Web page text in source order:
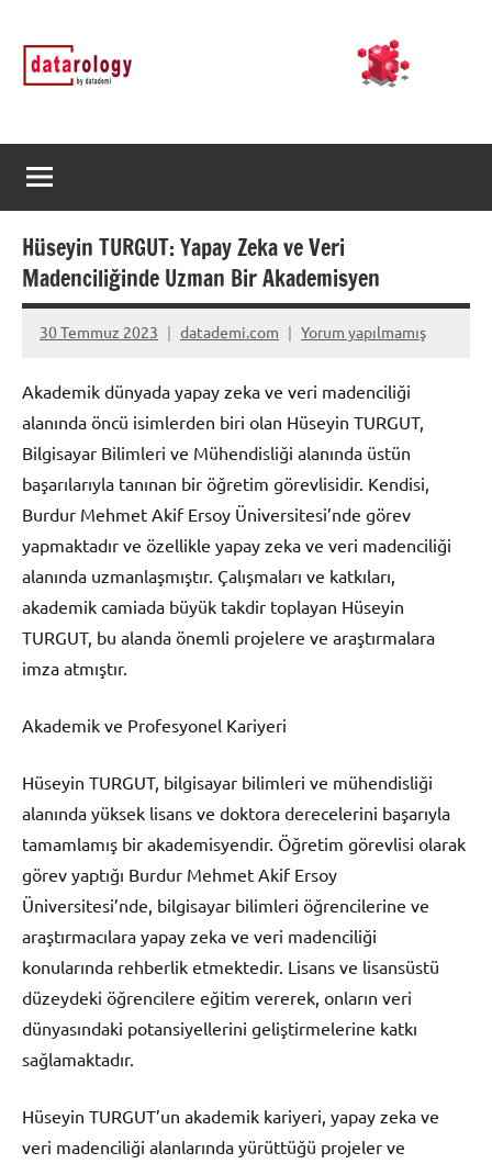
geçDATArology
by
rology
Hüseyin TURGUT: Yapay Zeka ve Veri
Madenciliğinde Uzman Bir Akademisyen
30 Temmuz 2023 datademi.com Yorum yapılmamış
Akademik dünyada yapay zeka ve veri madenciliği
alanında öncü isimlerden biri olan Hüseyin TURGUT,
Bilgisayar Bilimleri ve Mühendisliği alanında üstün
başarılarıyla tanınan bir öğretim görevlisidir. Kendisi,
Burdur Mehmet Akif Ersoy Üniversitesi’nde görev
yapmaktadır ve özellikle yapay zeka ve veri madenciliği
alanında uzmanlaşmıştır. Çalışmaları ve katkıları,
akademik camiada büyük takdir toplayan Hüseyin
TURGUT, bu alanda önemli projelere ve araştırmalara
imza atmıştır.
Akademik ve Profesyonel Kariyeri
Hüseyin TURGUT, bilgisayar bilimleri ve mühendisliği
alanında yüksek lisans ve doktora derecelerini başarıyla
tamamlamış bir akademisyendir. Öğretim görevlisi olarak
görev yaptığı Burdur Mehmet Akif Ersoy
Üniversitesi’nde, bilgisayar bilimleri öğrencilerine ve
araştırmacılara yapay zeka ve veri madenciliği
konularında rehberlik etmektedir. Lisans ve lisansüstü
düzeydeki öğrencilere eğitim vererek, onların veri
dünyasındaki potansiyellerini geliştirmelerine katkı
sağlamaktadır.
Hüseyin TURGUT’un akademik kariyeri, yapay zeka ve
veri madenciliği alanlarında yürüttüğü projeler ve